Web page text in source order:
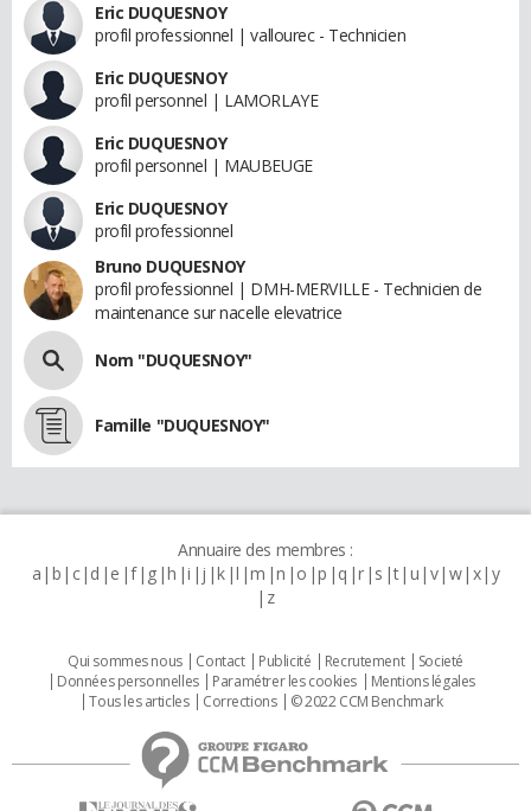
Eric DUQUESNOY
profil professionnel | vallourec - Technicien
Eric DUQUESNOY
profil personnel | LAMORLAYE
Eric DUQUESNOY
profil personnel | MAUBEUGE
Eric DUQUESNOY
profil professionnel
Bruno DUQUESNOY
profil professionnel | DMH-MERVILLE - Technicien de
maintenance sur nacelle elevatrice
Nom "DUQUESNOY"
Famille "DUQUESNOY"
Annuaire des membres :
a b c d e f g h i j k l m n o p q r s t u v w x y
z
Qui sommes nous Contact Publicité Recrutement
Societé
Données personnelles
Paramétrer les cookies
Mentions légales
Tous les articles
Corrections © 2022 CCM Benchmark